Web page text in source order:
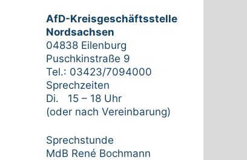
AfD-Kreisgeschäftsstelle
Nordsachsen
04838 Eilenburg
Puschkinstraße 9
Tel.: 03423/7094000
Sprechzeiten
Di. 15 – 18 Uhr
(oder nach Vereinbarung)
Sprechstunde
MdB René Bochmann